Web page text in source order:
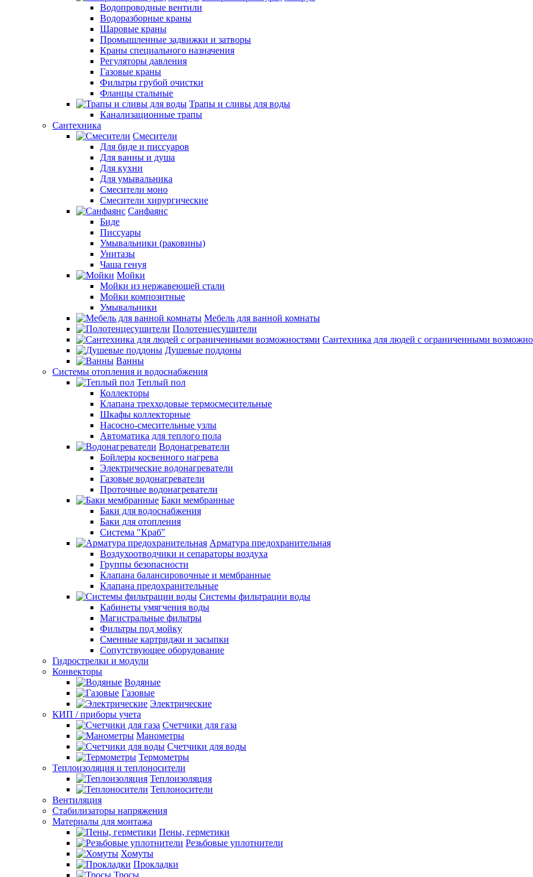
Водопроводные вентили
Водоразборные краны
Шаровые краны
Промышленные задвижки и затворы
Краны специального назначения
Регуляторы давления
Газовые краны
Фильтры грубой очистки
Фланцы стальные
Трапы и сливы для воды
Канализационные трапы
Сантехника
Смесители
Для биде и писсуаров
Для ванны и душа
Для кухни
Для умывальника
Смесители моно
Смесители хирургические
Санфаянс
Биде
Писсуары
Умывальники (раковины)
Унитазы
Чаша генуя
Мойки
Мойки из нержавеющей стали
Мойки композитные
Умывальники
Мебель для ванной комнаты
Полотенцесушители
Сантехника для людей с ограниченными
Душевые поддоны
Ванны
Системы отопления и водоснабжения
Теплый пол
Коллекторы
Клапана трехходовые термосмесительные
Шкафы коллекторные
Насосно-смесительные узлы
Автоматика для теплого пола
Водонагреватели
Бойлеры косвенного нагрева
Электрические водонагреватели
Газовые водонагреватели
Проточные водонагреватели
Баки мембранные
Баки для водоснабжения
Баки для отопления
Система "Краб"
Арматура предохранительная
Воздухоотводчики и сепараторы воздуха
Группы безопасности
Клапана балансировочные и мембранные
Клапана предохранительные
Системы фильтрации воды
Кабинеты умягчения воды
Магистральные фильтры
Фильтры под мойку
Сменные картриджи и засыпки
Сопутствующее оборудование
Гидрострелки и модули
Конвекторы
Водяные
Газовые
Электрические
КИП / приборы учета
Счетчики для газа
Манометры
Счетчики для воды
Термометры
Теплоизоляция и теплоносители
Теплоизоляция
Теплоносители
Вентиляция
Стабилизаторы напряжения
Материалы для монтажа
Пены, герметики
Резьбовые уплотнители
Хомуты
Прокладки
Тросы